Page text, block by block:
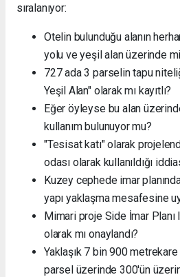
sıralanıyor:
Otelin bulunduğu alanın
yolu ve yeşil alan üzerinde
727 ada 3 parselin tapu
Yeşil Alan" olarak mı kayıtlı?
Eğer öyleyse bu alan
kullanım bulunuyor mu?
"Tesisat katı" olarak
odası olarak kullanıldığı
Kuzey cephede imar
yapı yaklaşma mesafesine
Mimari proje Side İmar
olarak mı onaylandı?
Yaklaşık 7 bin 900
parsel üzerinde 300'ün